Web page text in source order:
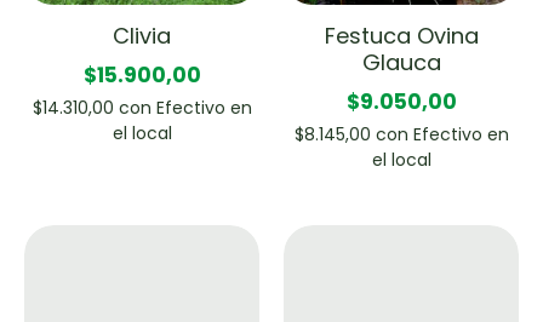
Clivia
$15.900,00
$14.310,00 con Efectivo en
el local
Festuca Ovina
Glauca
$9.050,00
$8.145,00 con Efectivo en
el local